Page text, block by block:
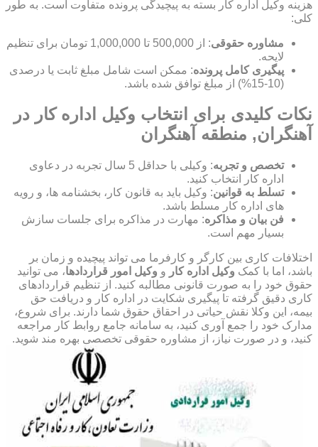
هزینه وکیل اداره کار بسته به پیچیدگی پرونده متفاوت است. به طور
کلی:
مشاوره حقوقی
: از 500,000 تا 1,000,000 تومان برای تنظیم
لایحه.
پیگیری کامل پرونده: ممکن است شامل مبلغ ثابت یا درصدی
(10-15%) از مبلغ توافق شده باشد.
نکات کلیدی برای انتخاب وکیل اداره کار در
آهنگران, منطقه آهنگران
تخصص و تجربه
: وکیلی با حداقل 5 سال تجربه در دعاوی
اداره کار انتخاب کنید.
تسلط به قوانین: وکیل باید به قانون کار، بخشنامه ها، و رویه
های اداره کار مسلط باشد.
فن بیان و مذاکره: مهارت در مذاکره برای جلسات سازش
بسیار مهم است.
اختلافات کاری بین کارگر و کارفرما می تواند پیچیده و زمان بر
باشد، اما با کمک وکیل اداره کار و وکیل امور قراردادها، می توانید
حقوق خود را به صورت قانونی مطالبه کنید. از تنظیم قراردادهای
کاری دقیق گرفته تا پیگیری شکایت در اداره کار و دریافت حق
بیمه، این وکلا نقش حیاتی در احقاق حقوق شما دارند. برای شروع،
مدارک خود را جمع آوری کنید، به سامانه جامع روابط کار مراجعه
کنید، و در صورت نیاز، از مشاوره حقوقی تخصصی بهره مند شوید.